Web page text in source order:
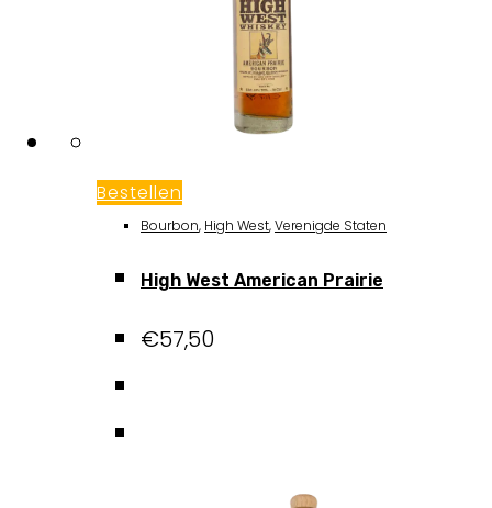
Bestellen
Bourbon, High West,Verenigde Staten
High West American Prairie
€57,50